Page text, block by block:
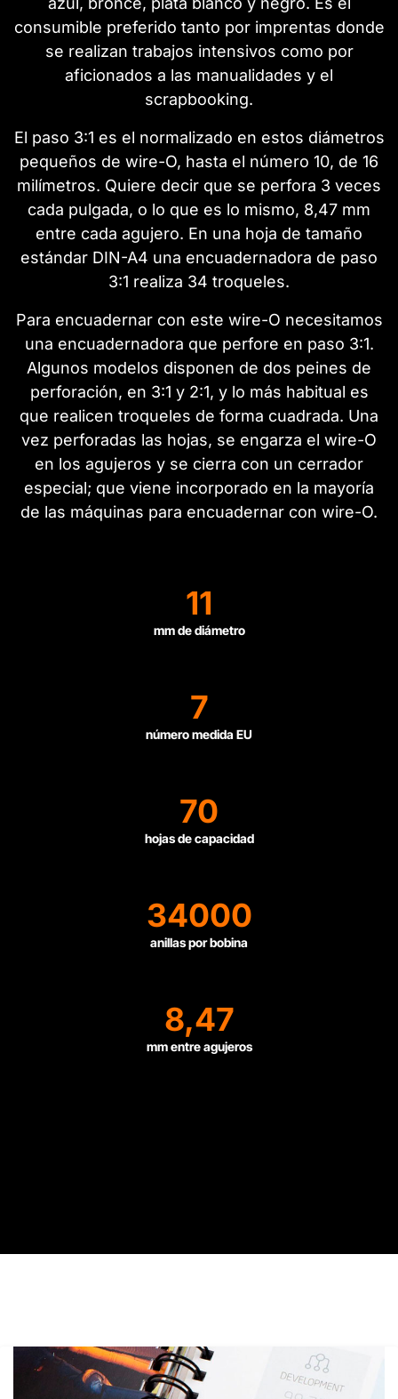
consumible preferido tanto por imprentas donde
se realizan trabajos intensivos como por
aficionados a las manualidades y el
scrapbooking.
El paso 3:1 es el normalizado en estos diámetros
pequeños de wire-O, hasta el número 10, de 16
milímetros. Quiere decir que se perfora 3 veces
cada pulgada, o lo que es lo mismo, 8,47 mm
entre cada agujero. En una hoja de tamaño
estándar DIN-A4 una encuadernadora de paso
3:1 realiza 34 troqueles.
Para encuadernar con este wire-O necesitamos
una encuadernadora que perfore en paso 3:1.
Algunos modelos disponen de dos peines de
perforación, en 3:1 y 2:1, y lo más habitual es
que realicen troqueles de forma cuadrada. Una
vez perforadas las hojas, se engarza el wire-O
en los agujeros y se cierra con un cerrador
especial; que viene incorporado en la mayoría
de las máquinas para encuadernar con wire-O.
11
mm de diámetro
7
número medida EU
70
hojas de capacidad
34000
anillas por bobina
8,47
mm entre agujeros